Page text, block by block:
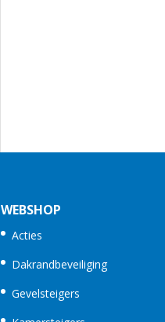
WEBSHOP
Acties
Dakrandbeveiliging
Gevelsteigers